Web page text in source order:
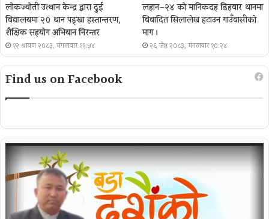
लोकज्योती उत्थान केन्द्र द्वारा दुई
विद्यालयमा २० थान पङ्खा हस्तान्तरण,
शैक्षिक सहयोग अभियान निरन्तर
१२ श्रावण २०८३, मंगलवार ११:५४
लहान–२४ को मानिकदह डिहवार थानमा
विवादित सिलालेख हटाउन गाउँवासीको
माग ।
२६ जेष्ठ २०८३, मंगलवार १०:२४
Find us on Facebook